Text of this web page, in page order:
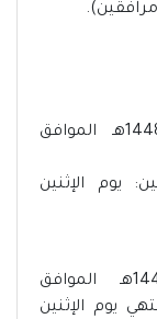
- اللقاء التعريفي: يوم الأحد 1448/03/17هـ الموافق
يوم الإثنين
يبدأ التقديم يوم الإثنين 1448/01/07هـ الموافق
صباحاً)، وينتهي يوم الإثنين